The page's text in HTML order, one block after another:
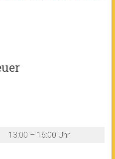
13:00 – 16:00 Uhr